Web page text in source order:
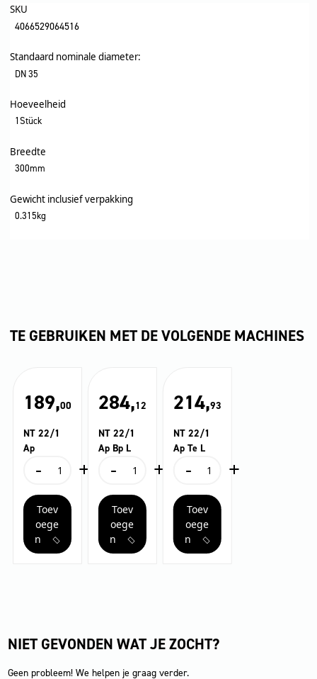
SKU
4066529064516
Standaard nominale diameter:
DN 35
Hoeveelheid
1Stück
Breedte
300mm
Gewicht inclusief verpakking
0.315kg
TE GEBRUIKEN MET DE VOLGENDE MACHINES
189,00
NT 22/1
Ap
-
NT
Ap
aantal
+
Toev
oege
n
284,12
NT 22/1
Ap Bp L
-
NT
Ap
Bp
L
aantal
+
Toev
oege
n
214,93
NT 22/1
Ap Te L
-
NT
Ap
Te
L
aantal
+
Toev
oege
n
NIET GEVONDEN WAT JE ZOCHT?
Geen probleem! We helpen je graag verder.